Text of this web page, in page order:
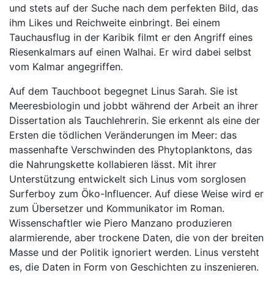
und stets auf der Suche nach dem perfekten Bild, das
ihm Likes und Reichweite einbringt. Bei einem
Tauchausflug in der Karibik filmt er den Angriff eines
Riesenkalmars auf einen Walhai. Er wird dabei selbst
vom Kalmar angegriffen.
Auf dem Tauchboot begegnet Linus Sarah. Sie ist
Meeresbiologin und jobbt während der Arbeit an ihrer
Dissertation als Tauchlehrerin. Sie erkennt als eine der
Ersten die tödlichen Veränderungen im Meer: das
massenhafte Verschwinden des Phytoplanktons, das
die Nahrungskette kollabieren lässt. Mit ihrer
Unterstützung entwickelt sich Linus vom sorglosen
Surferboy zum Öko-Influencer. Auf diese Weise wird er
zum Übersetzer und Kommunikator im Roman.
Wissenschaftler wie Piero Manzano produzieren
alarmierende, aber trockene Daten, die von der breiten
Masse und der Politik ignoriert werden. Linus versteht
es, die Daten in Form von Geschichten zu inszenieren.